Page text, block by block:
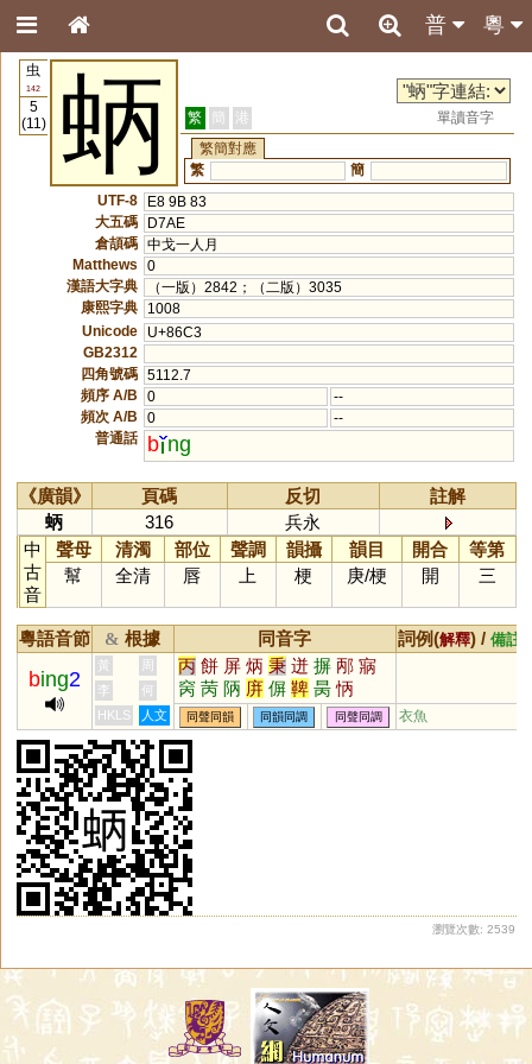
粵
普
虫
142
5
(11)
蛃 繁 簡 港
單讀音字
繁簡對應
繁
簡
UTF-8
E8 9B 83
大五碼
D7AE
倉頡碼 中戈一人月
Matthews
0
漢語大字典
（一版）2842；（二版）3035
康熙字典
1008
Unicode
U+86C3
GB2312
四角號碼 5112.7
頻序 A/B
0
--
頻次 A/B
0
--
普通話
b ng
《廣韻》 頁碼 反切
註解
蛃
316
兵永
中
古
音
聲母 清濁 部位 聲調 韻攝 韻目 開合
等第
幫
全清 唇 上 梗 庚/梗 開 三
粵語音節 & 根據 同音字 詞例(解釋) / 備註
bing2
黃 周 丙 餅 屏 炳 秉 迸 摒 邴 寎
窉 苪 陃 庰 偋 鞞 昺 怲
李
何
HKLS
人文 同聲同韻 同韻同調 同聲同調 衣魚
瀏覽次數: 2539